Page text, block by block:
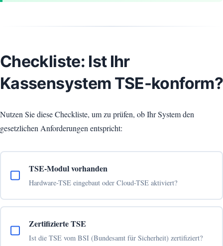
Checkliste: Ist Ihr
Kassensystem TSE-konform?
Nutzen Sie diese Checkliste, um zu prüfen, ob Ihr System den
gesetzlichen Anforderungen entspricht:
TSE-Modul vorhanden
Hardware-TSE eingebaut oder Cloud-TSE aktiviert?
Zertifizierte TSE
Ist die TSE vom BSI (Bundesamt für Sicherheit) zertifiziert?